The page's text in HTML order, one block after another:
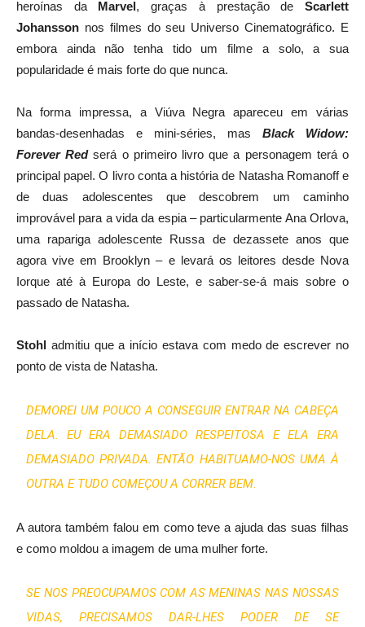
heroínas da Marvel, graças à prestação deScarlett
Johansson nos filmes do seu Universo Cinematográfico. E
embora ainda não tenha tido um filme a solo, a sua
popularidade é mais forte do que nunca.
Na forma impressa, a Viúva Negra apareceu em várias
bandas-desenhadas e mini-séries, mas Black Widow:
Forever Redserá o primeiro livro que a personagem terá o
principal papel. O livro conta a história de Natasha Romanoff e
de duas adolescentes que descobrem um caminho
improvável para a vida da espia – particularmente Ana Orlova,
uma rapariga adolescente Russa de dezassete anos que
agora vive em Brooklyn – e levará os leitores desde Nova
Iorque até à Europa do Leste, e saber-se-á mais sobre o
passado de Natasha.
Stohl admitiu que a início estava com medo de escrever no
ponto de vista de Natasha.
DEMOREI UM POUCO A CONSEGUIR ENTRAR NA CABEÇA
DELA. EU ERA DEMASIADO RESPEITOSA E ELA ERA
DEMASIADO PRIVADA. ENTÃO HABITUAMO-NOS UMA À
OUTRA E TUDO COMEÇOU A CORRER BEM.
A autora também falou em como teve a ajuda das suas filhas
e como moldou a imagem de uma mulher forte.
SE NOS PREOCUPAMOS COM AS MENINAS NAS NOSSAS
VIDAS, PRECISAMOS DAR-LHES PODER DE SE